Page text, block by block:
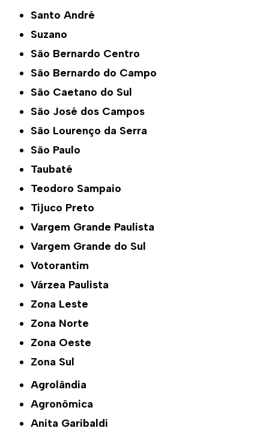
Santo André
Suzano
São Bernardo Centro
São Bernardo do Campo
São Caetano do Sul
São José dos Campos
São Lourenço da Serra
São Paulo
Taubaté
Teodoro Sampaio
Tijuco Preto
Vargem Grande Paulista
Vargem Grande do Sul
Votorantim
Várzea Paulista
Zona Leste
Zona Norte
Zona Oeste
Zona Sul
Agrolândia
Agronômica
Anita Garibaldi